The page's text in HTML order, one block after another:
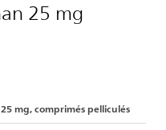
25 mg
mg, comprimés pelliculés